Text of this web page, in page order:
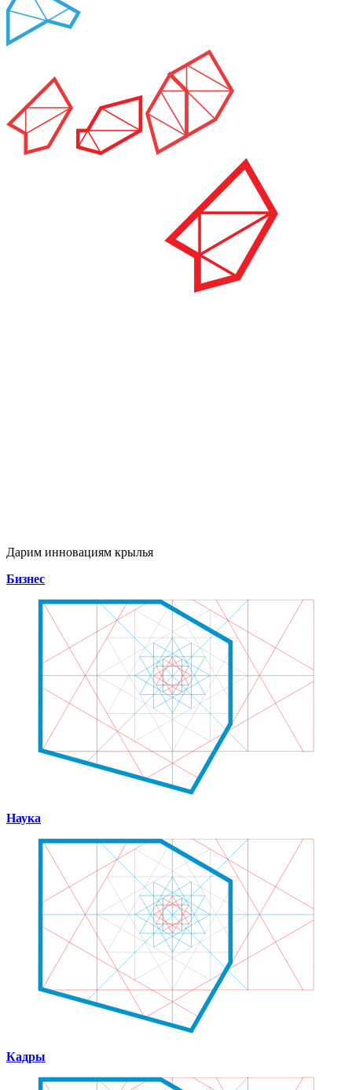
Дарим инновациям крылья
Бизнес
Наука
Кадры